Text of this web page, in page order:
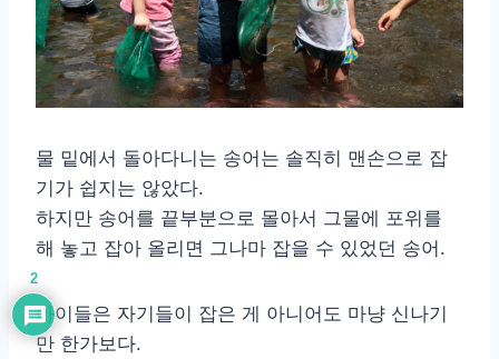
물 밑에서 돌아다니는 송어는 솔직히 맨손으로 잡
기가 쉽지는 않았다.
하지만 송어를 끝부분으로 몰아서 그물에 포위를
해 놓고 잡아 올리면 그나마 잡을 수 있었던 송어.
아이들은 자기들이 잡은 게 아니어도 마냥 신나기
만 한가보다.
2